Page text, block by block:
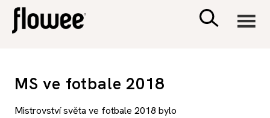
MS ve fotbale 2018
Mistrovství světa ve fotbale 2018 bylo